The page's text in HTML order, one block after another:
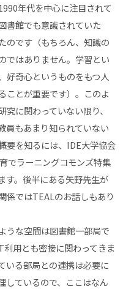
年代を中心に注目されて
書館でも意識されていた
のです（もちろん、知識の
ではありません。学習とい
好奇心というものをもつ人
ことが重要です）。このよ
に関わっていない限り、
員もあまり知られていない
要を知るには、IDE大学協会
でラーニングコモンズ特集
す。後半にある矢野先生が
係ではTEALのお話しもあり
うな空間は図書館一部局で
用とも密接に関わってきま
いる部局との連携は必要に
しているので、ここはなん